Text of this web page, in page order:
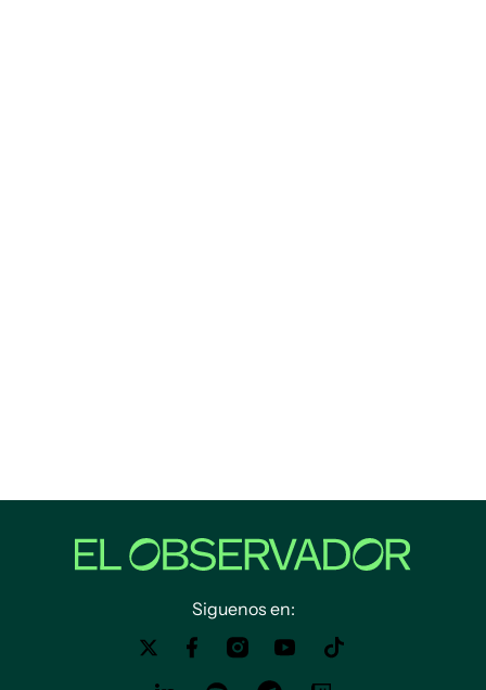
Siguenos en: